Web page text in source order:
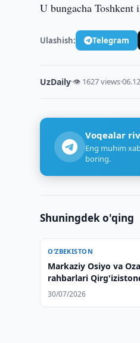
U bungacha
Ulashish: Telegram
UzDaily·👁 1627 views·
Voqealar
Eng muhim
boring.
Shuningdek o'qing
O‘ZBEKISTON
Markaziy Osiyo va
rahbarlari
ochishdi
30/07/2026